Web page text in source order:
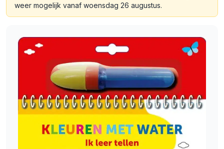
weer mogelijk vanaf woensdag 26 augustus.